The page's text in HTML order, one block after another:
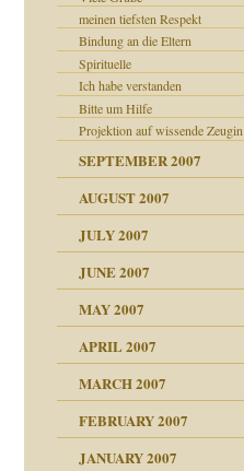
meinen tiefsten Respekt
Bindung an die Eltern
Spirituelle
Ich habe verstanden
Bitte um Hilfe
Projektion auf wissende Zeugin
SEPTEMBER 2007
AUGUST 2007
JULY 2007
JUNE 2007
MAY 2007
APRIL 2007
MARCH 2007
FEBRUARY 2007
JANUARY 2007